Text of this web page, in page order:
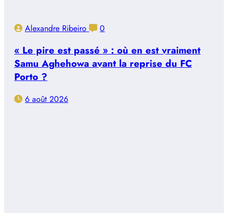
Alexandre Ribeiro 0
« Le pire est passé » : où en est vraiment
Samu Aghehowa avant la reprise du FC
Porto ?
6 août 2026